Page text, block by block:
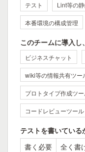
テスト Lint等の
本番環境の構成管理
このチームに導入
ビジネスチャット
wiki等の情報共有ツー
プロトタイプ作成ツ
コードレビューツール
テストを書いている
書く必要
全く書